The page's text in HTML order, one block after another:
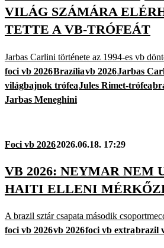
VILÁG SZÁMÁRA
TETTE A VB-TRÓFEÁT
Jarbas Carlini története az 1994-es vb
foci vb 2026Brazíliavb 2026Jarbas
világbajnok trófeaJules Rimet-trófea
Jarbas Meneghini
Foci vb 20262026.06.18. 17:29
VB 2026: NEYMAR NEM
HAITI ELLENI
A brazil sztár csapata második
foci vb 2026vb 2026foci vb extrabrazil